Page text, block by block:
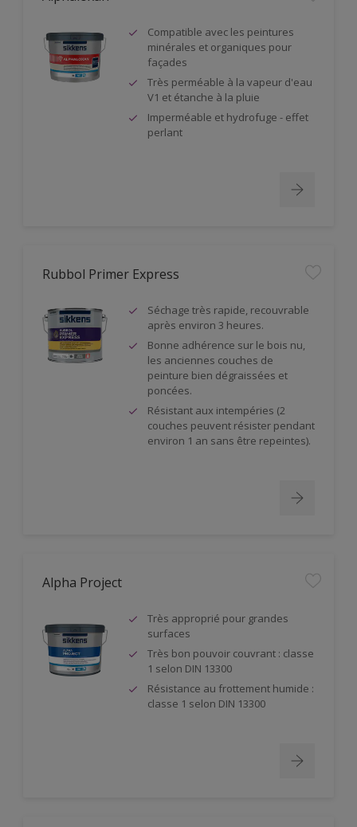
Compatible avec les peintures
minérales et organiques pour
façades
Très perméable à la vapeur d'eau
V1 et étanche à la pluie
Imperméable et hydrofuge - effet
perlant
Rubbol Primer Express
Séchage très rapide, recouvrable
après environ 3 heures.
Bonne adhérence sur le bois nu,
les anciennes couches de
peinture bien dégraissées et
poncées.
Résistant aux intempéries (2
couches peuvent résister pendant
environ 1 an sans être repeintes).
Alpha Project
Très approprié pour grandes
surfaces
Très bon pouvoir couvrant : classe
1 selon DIN 13300
Résistance au frottement humide :
classe 1 selon DIN 13300